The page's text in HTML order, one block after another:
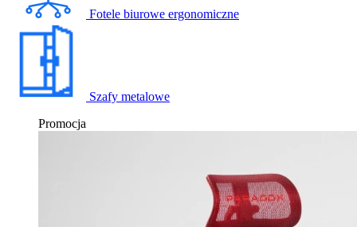
Fotele biurowe ergonomiczne
Szafy metalowe
Promocja